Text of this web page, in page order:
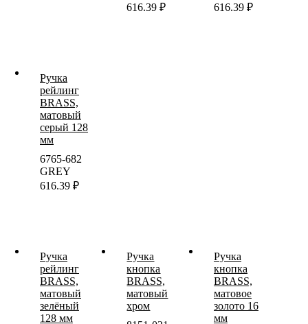
616.39₽
616.39 ₽
Ручка
рейлинг
BRASS,
матовый
серый 128
мм
6765-682
GREY
616.39 ₽
Ручка
рейлинг
BRASS,
матовый
зелёный
128 мм
Ручка
кнопка
BRASS,
матовый
хром
Ручка
кнопка
BRASS,
матовое
золото 16
мм